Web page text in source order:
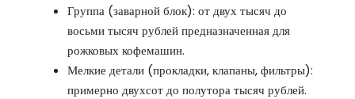
Группа (заварной блок): от двух тысяч до
восьми тысяч рублей предназначенная для
рожковых кофемашин.
Мелкие детали (прокладки, клапаны, фильтры):
примерно двухсот до полутора тысяч рублей.